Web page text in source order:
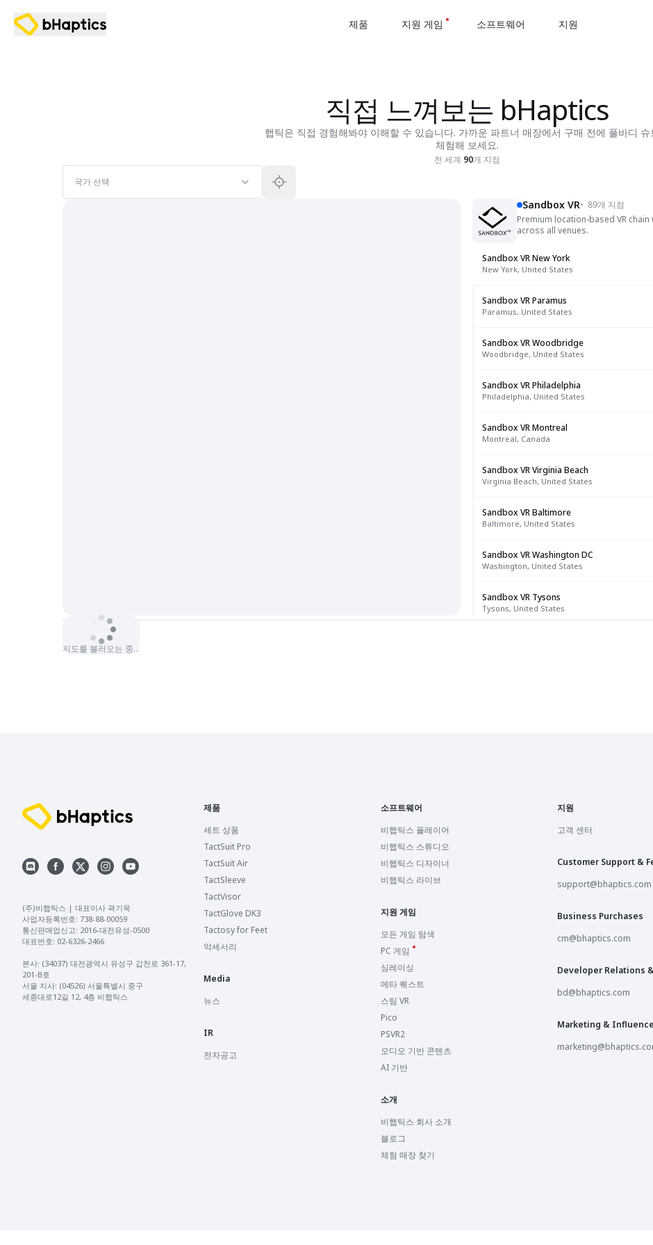
제품 지원 게임 소프트웨어 지원
직접 느껴보는 bHaptics
햅틱은 직접 경험해봐야 이해할 수 있습니다. 가까운 파트너 매장에서 구매 전에 풀바디 슈
체험해 보세요.
전 세계 90개 지점
국가 선택
지도를 불러오는 중…
Sandbox VR• 89개 지점
Premium location-based VR
across all venues.
Sandbox VR New York
New York, United States
Sandbox VR Paramus
Paramus, United States
Sandbox VR Woodbridge
Woodbridge, United States
Sandbox VR Philadelphia
Philadelphia, United States
Sandbox VR Montreal
Montreal, Canada
Sandbox VR Virginia Beach
Virginia Beach, United States
Sandbox VR Baltimore
Baltimore, United States
Sandbox VR Washington DC
Washington, United States
Sandbox VR Tysons
Tysons, United States
Sandbox VR Vaughan
Winston-Salem, United States
Sandbox VR Westlake
Savannah, United States
Sandbox VR Columbus
(주)비햅틱스 | 대표이사 곽기욱
사업자등록번호: 738-88-00059
통신판매업신고: 2016-대전유성-0500
대표번호: 02-6326-2466
본사: (34037) 대전광역시 유성구 갑천로 361-17,
201-B호
서울 지사: (04526) 서울특별시 중구
세종대로12길 12, 4층 비햅틱스
제품
세트 상품
TactSuit Pro
TactSuit Air
TactSleeve
TactVisor
TactGlove DK3
Tactosy for Feet
악세서리
Media
뉴스
IR
전자공고
소프트웨어
비햅틱스 플레이어
비햅틱스 스튜디오
비햅틱스 디자이너
비햅틱스 라이브
지원 게임
모든 게임 탐색
PC 게임
심레이싱
메타 퀘스트
스팀 VR
Pico
PSVR2
오디오 기반 콘텐츠
AI 기반
소개
비햅틱스 회사 소개
블로그
체험 매장 찾기
지원
고객 센터
Customer Support &
support@bhaptics.com
Business Purchases
cm@bhaptics.com
Developer Relations
bd@bhaptics.com
Marketing &